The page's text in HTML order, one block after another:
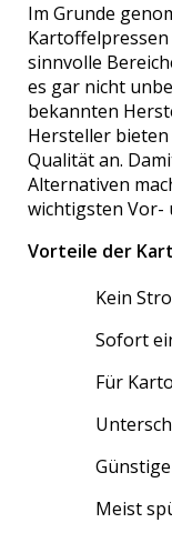
Im Grunde
sinnvolle
es gar nicht
bekannten
Hersteller
Qualität an.
Alternativen
wichtigsten Vor-
Vorteile der
Kein
Sofort
Für
Meist